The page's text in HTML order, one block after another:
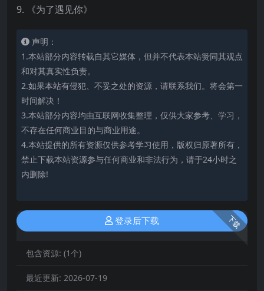
9. 《为了遇见你》
声明：
1.本站部分内容转载自其它媒体，但并不代表本站赞同其观点
和对其真实性负责。
2.如果本站有侵犯、不妥之处的资源，请联系我们。将会第一
时间解决！
3.本站部分内容均由互联网收集整理，仅供大家参考、学习，
不存在任何商业目的与商业用途。
4.本站提供的所有资源仅供参考学习使用，版权归原著所有，
禁止下载本站资源参与任何商业和非法行为，请于24小时之
内删除!
下载
登录后下载
包含资源: (1个)
最近更新: 2026-07-19